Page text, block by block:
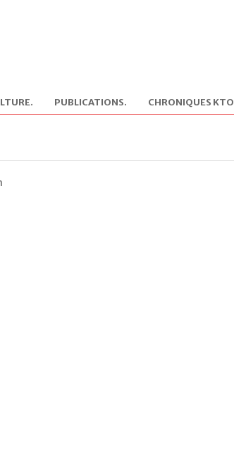
. PUBLICATIONS. CHRONIQUES KTO